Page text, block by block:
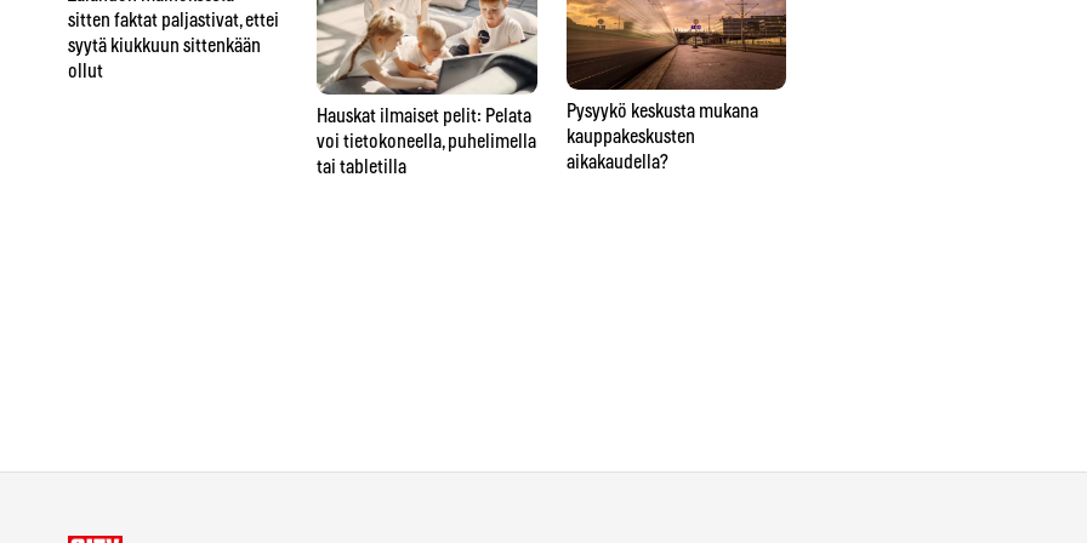
sitten faktat paljastivat, ettei
syytä kiukkuun sittenkään
ollut
Hauskat ilmaiset pelit: Pelata
voi tietokoneella, puhelimella
tai tabletilla
Pysyykö keskusta mukana
kauppakeskusten
aikakaudella?